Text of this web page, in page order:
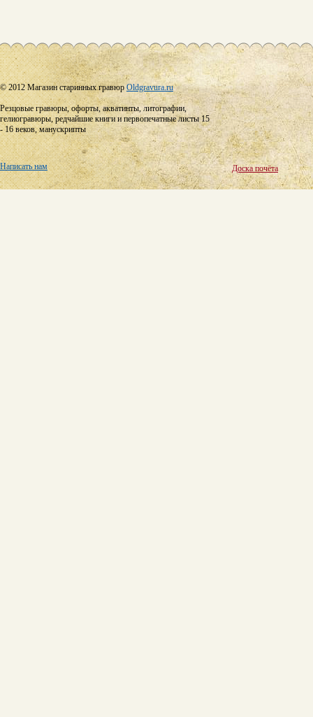
© 2012 Магазин старинных гравюрOldgravura.ru
Резцовые гравюры, офорты, акватинты, литографии,
гелиогравюры, редчайшие книги и первопечатные листы 15
- 16 веков, манускрипты
Написать нам Доска почёта